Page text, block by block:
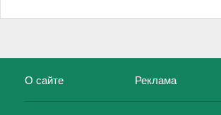
О сайте Реклама